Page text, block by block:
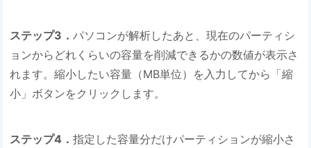
ステップ3 ．パソコンが解析したあと、現在のパーティシ
ョンからどれくらいの容量を削減できるかの数値が表示さ
れます。縮小したい容量（MB単位）を入力してから「縮
小」ボタンをクリックします。
ステップ4．指定した容量分だけパーティションが縮小さ